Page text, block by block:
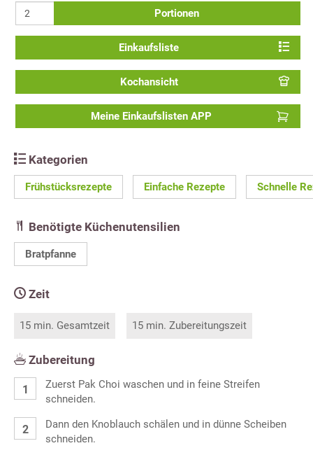
Portionen
Einkaufsliste
Kochansicht
Meine Einkaufslisten APP
Kategorien
Frühstücksrezepte Einfache Rezepte Schnelle
Benötigte Küchenutensilien
Bratpfanne
Zeit
15 min. Gesamtzeit 15 min. Zubereitungszeit
Zubereitung
Zuerst Pak Choi waschen und in feine Streifen
schneiden.
Dann den Knoblauch schälen und in dünne Scheiben
schneiden.